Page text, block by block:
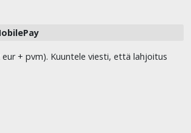
eur + pvm). Kuuntele viesti, että lahjoitus